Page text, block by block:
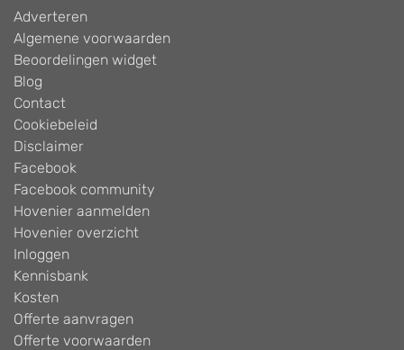
Adverteren
Algemene voorwaarden
Beoordelingen widget
Blog
Contact
Cookiebeleid
Disclaimer
Facebook
Facebook community
Hovenier aanmelden
Hovenier overzicht
Inloggen
Kennisbank
Kosten
Offerte aanvragen
Offerte voorwaarden